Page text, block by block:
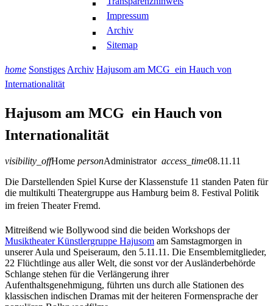
Impressum
Archiv
Sitemap
home Sonstiges Archiv Hajusom am MCG  ein Hauch von
Internationalität
Hajusom am MCG  ein Hauch von
Internationalität
visibility_offHome personAdministrator access_time08.11.11
Die Darstellenden Spiel Kurse der Klassenstufe 11 standen Paten für
die multikulti Theatergruppe aus Hamburg beim 8. Festival Politik
im freien Theater Fremd.
Mitreißend wie Bollywood sind die beiden Workshops der
Musiktheater Künstlergruppe Hajusom am Samstagmorgen in
unserer Aula und Speiseraum, den 5.11.11. Die Ensemblemitglieder,
22 Flüchtlinge aus aller Welt, die sonst vor der Ausländerbehörde
Schlange stehen für die Verlängerung ihrer
Aufenthaltsgenehmigung, führten uns durc­h alle Stationen des
klassischen indischen Dramas mit der heiteren Formensprache der